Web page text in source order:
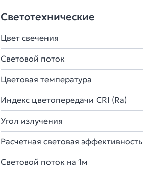
Светотехнические
Цвет свечения
Световой поток
Цветовая температура
Индекс цветопередачи CRI (Ra)
Угол излучения
Расчетная световая эффективность
Световой поток на 1м